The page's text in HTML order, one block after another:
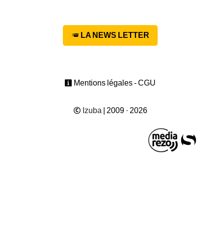
LA NEWS LETTER
Mentions légales - CGU
Izuba | 2009 · 2026